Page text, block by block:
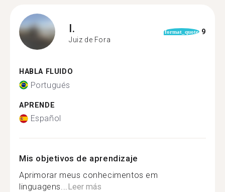
I.
Juiz de Fora
format_quote 9
HABLA FLUIDO
Portugués
APRENDE
Español
Mis objetivos de aprendizaje
Aprimorar meus conhecimentos em
linguagens...Leer más